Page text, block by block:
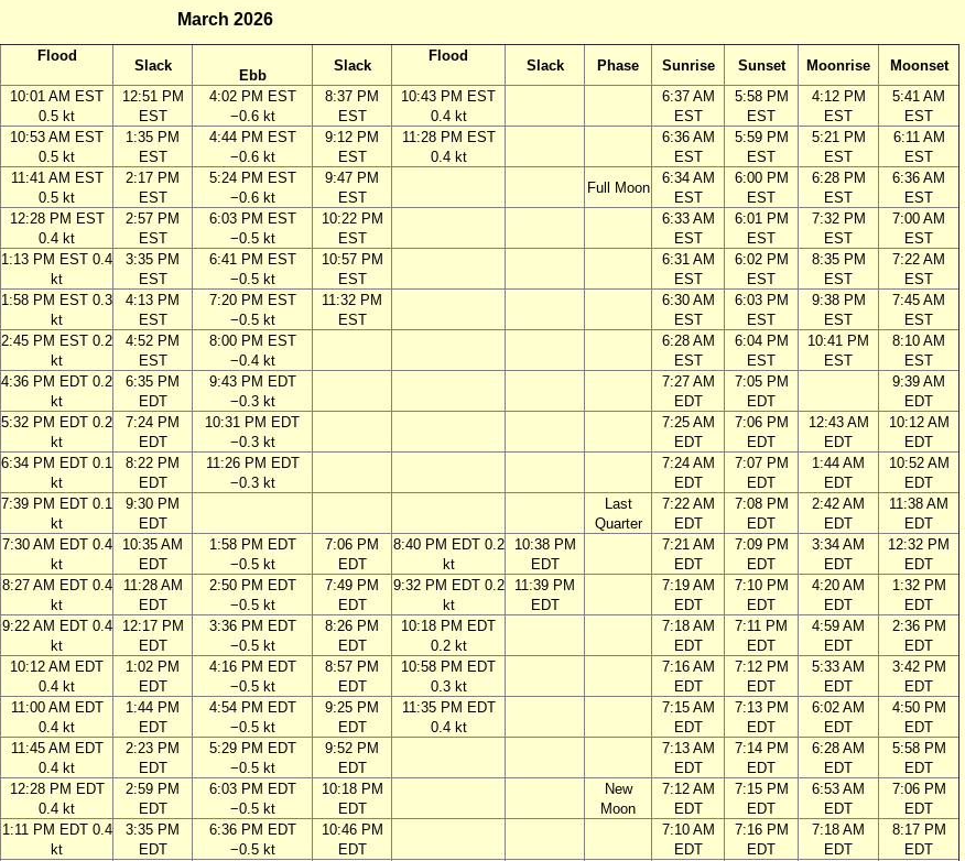
March 2026
Flood
Slack
Ebb
Slack
Flood
Slack Phase Sunrise Sunset Moonrise
Moonset
10:01 AM EST
0.5 kt
12:51 PM
EST
4:02 PM EST
−0.6 kt
8:37 PM
EST
10:43 PM EST
0.4 kt
6:37 AM
EST
5:58 PM
EST
4:12 PM
EST
5:41 AM
EST
10:53 AM EST
0.5 kt
1:35 PM
EST
4:44 PM EST
−0.6 kt
9:12 PM
EST
11:28 PM EST
0.4 kt
6:36 AM
EST
5:59 PM
EST
5:21 PM
EST
6:11 AM
EST
11:41 AM EST
0.5 kt
2:17 PM
EST
5:24 PM EST
−0.6 kt
9:47 PM
EST
Full Moon
6:34 AM
EST
6:00 PM
EST
6:28 PM
EST
6:36 AM
EST
12:28 PM EST
0.4 kt
2:57 PM
EST
6:03 PM EST
−0.5 kt
10:22 PM
EST
6:33 AM
EST
6:01 PM
EST
7:32 PM
EST
7:00 AM
EST
1:13 PM EST 0.4
kt
3:35 PM
EST
6:41 PM EST
−0.5 kt
10:57 PM
EST
6:31 AM
EST
6:02 PM
EST
8:35 PM
EST
7:22 AM
EST
1:58 PM EST 0.3
kt
4:13 PM
EST
7:20 PM EST
−0.5 kt
11:32 PM
EST
6:30 AM
EST
6:03 PM
EST
9:38 PM
EST
7:45 AM
EST
2:45 PM EST 0.2
kt
4:52 PM
EST
8:00 PM EST
−0.4 kt
6:28 AM
EST
6:04 PM
EST
10:41 PM
EST
8:10 AM
EST
4:36 PM EDT 0.2
kt
6:35 PM
EDT
9:43 PM EDT
−0.3 kt
7:27 AM
EDT
7:05 PM
EDT
9:39 AM
EDT
5:32 PM EDT 0.2
kt
7:24 PM
EDT
10:31 PM EDT
−0.3 kt
7:25 AM
EDT
7:06 PM
EDT
12:43 AM
EDT
10:12 AM
EDT
6:34 PM EDT 0.1
kt
8:22 PM
EDT
11:26 PM EDT
−0.3 kt
7:24 AM
EDT
7:07 PM
EDT
1:44 AM
EDT
10:52 AM
EDT
7:39 PM EDT 0.1
kt
9:30 PM
EDT
Last
Quarter
7:22 AM
EDT
7:08 PM
EDT
2:42 AM
EDT
11:38 AM
EDT
7:30 AM EDT 0.4
kt
10:35 AM
EDT
1:58 PM EDT
−0.5 kt
7:06 PM
EDT
8:40 PM EDT 0.2
kt
10:38 PM
EDT
7:21 AM
EDT
7:09 PM
EDT
3:34 AM
EDT
12:32 PM
EDT
8:27 AM EDT 0.4
kt
11:28 AM
EDT
2:50 PM EDT
−0.5 kt
7:49 PM
EDT
9:32 PM EDT 0.2
kt
11:39 PM
EDT
7:19 AM
EDT
7:10 PM
EDT
4:20 AM
EDT
1:32 PM
EDT
9:22 AM EDT 0.4
kt
12:17 PM
EDT
3:36 PM EDT
−0.5 kt
8:26 PM
EDT
10:18 PM EDT
0.2 kt
7:18 AM
EDT
7:11 PM
EDT
4:59 AM
EDT
2:36 PM
EDT
10:12 AM EDT
0.4 kt
1:02 PM
EDT
4:16 PM EDT
−0.5 kt
8:57 PM
EDT
10:58 PM EDT
0.3 kt
7:16 AM
EDT
7:12 PM
EDT
5:33 AM
EDT
3:42 PM
EDT
11:00 AM EDT
0.4 kt
1:44 PM
EDT
4:54 PM EDT
−0.5 kt
9:25 PM
EDT
11:35 PM EDT
0.4 kt
7:15 AM
EDT
7:13 PM
EDT
6:02 AM
EDT
4:50 PM
EDT
11:45 AM EDT
0.4 kt
2:23 PM
EDT
5:29 PM EDT
−0.5 kt
9:52 PM
EDT
7:13 AM
EDT
7:14 PM
EDT
6:28 AM
EDT
5:58 PM
EDT
12:28 PM EDT
0.4 kt
2:59 PM
EDT
6:03 PM EDT
−0.5 kt
10:18 PM
EDT
New
Moon
7:12 AM
EDT
7:15 PM
EDT
6:53 AM
EDT
7:06 PM
EDT
1:11 PM EDT 0.4
kt
3:35 PM
EDT
6:36 PM EDT
−0.5 kt
10:46 PM
EDT
7:10 AM
EDT
7:16 PM
EDT
7:18 AM
EDT
8:17 PM
EDT